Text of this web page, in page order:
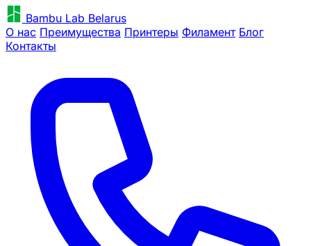
Bambu Lab Belarus
О нас Преимущества Принтеры Филамент Блог
Контакты